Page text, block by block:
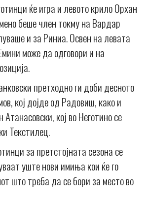
ќе игра и левото крило Орхан
беше член токму на Вардар
и за Риниа. Освен на левата
може да одговори и на
претходно ги доби десното
кој дојде од Радовиш, како и
Атанасовски, кој во Неготино се
Текстилец.
за претстојната сезона се
уште нови имиња кои ќе го
што треба да се бори за место во